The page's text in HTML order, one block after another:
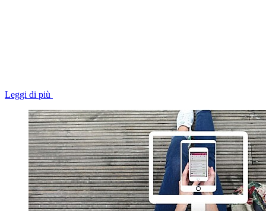
Leggi di più